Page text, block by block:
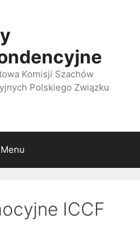
Komisji Szachów
Polskiego Związku
Menu
ICCF